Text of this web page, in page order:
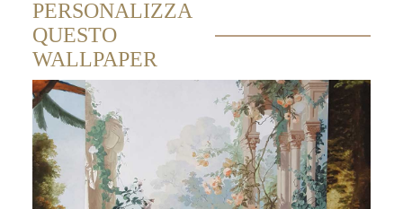
PERSONALIZZA
QUESTO
WALLPAPER